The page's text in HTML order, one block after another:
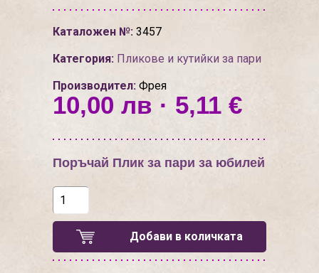
Каталожен №: 3457
Категория: Пликове и кутийки за пари
Производител: Фрея
10,00 лв · 5,11 €
Поръчай Плик за пари за юбилей
Добави в количката